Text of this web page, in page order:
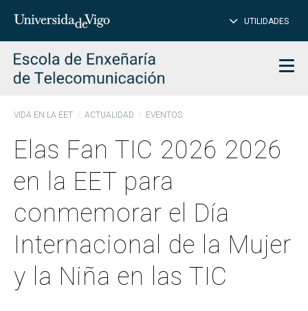
Insertar
para
buscar
UTILIDADES
VIDA EN LA EET ACTUALIDAD EVENTOS
Elas Fan TIC 2026 2026
en la EET para
conmemorar el Día
Internacional de la Mujer
y la Niña en las TIC